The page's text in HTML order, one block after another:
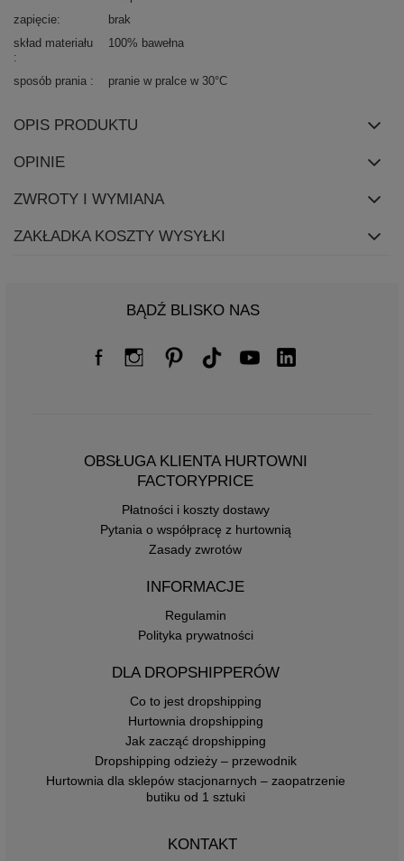
zapięcie
brak
skład materiału
100% bawełna
sposób prania pranie w pralce w 30°C
OPIS PRODUKTU
OPINIE
ZWROTY I WYMIANA
ZAKŁADKA KOSZTY WYSYŁKI
BĄDŹ BLISKO NAS
OBSŁUGA KLIENTA HURTOWNI
FACTORYPRICE
Płatności i koszty dostawy
Pytania o współpracę z hurtownią
Zasady zwrotów
INFORMACJE
Regulamin
Polityka prywatności
DLA DROPSHIPPERÓW
Co to jest dropshipping
Hurtownia dropshipping
Jak zacząć dropshipping
Dropshipping odzieży – przewodnik
Hurtownia dla sklepów stacjonarnych – zaopatrzenie
butiku od 1 sztuki
KONTAKT